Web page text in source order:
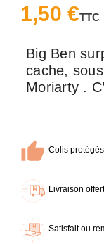
1,50 €TTC
Big Ben
cache,
Moriarty .
Colis
Livraison
Satisfait ou